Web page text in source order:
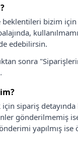
bizim
edebilirsin.
sonra
sipariş
gönderilmemiş
yapılmış